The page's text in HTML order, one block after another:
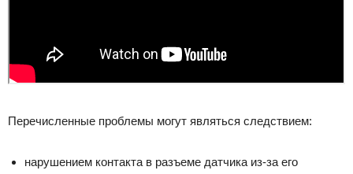
Перечисленные проблемы могут являться следствием:
нарушением контакта в разъеме датчика из-за его